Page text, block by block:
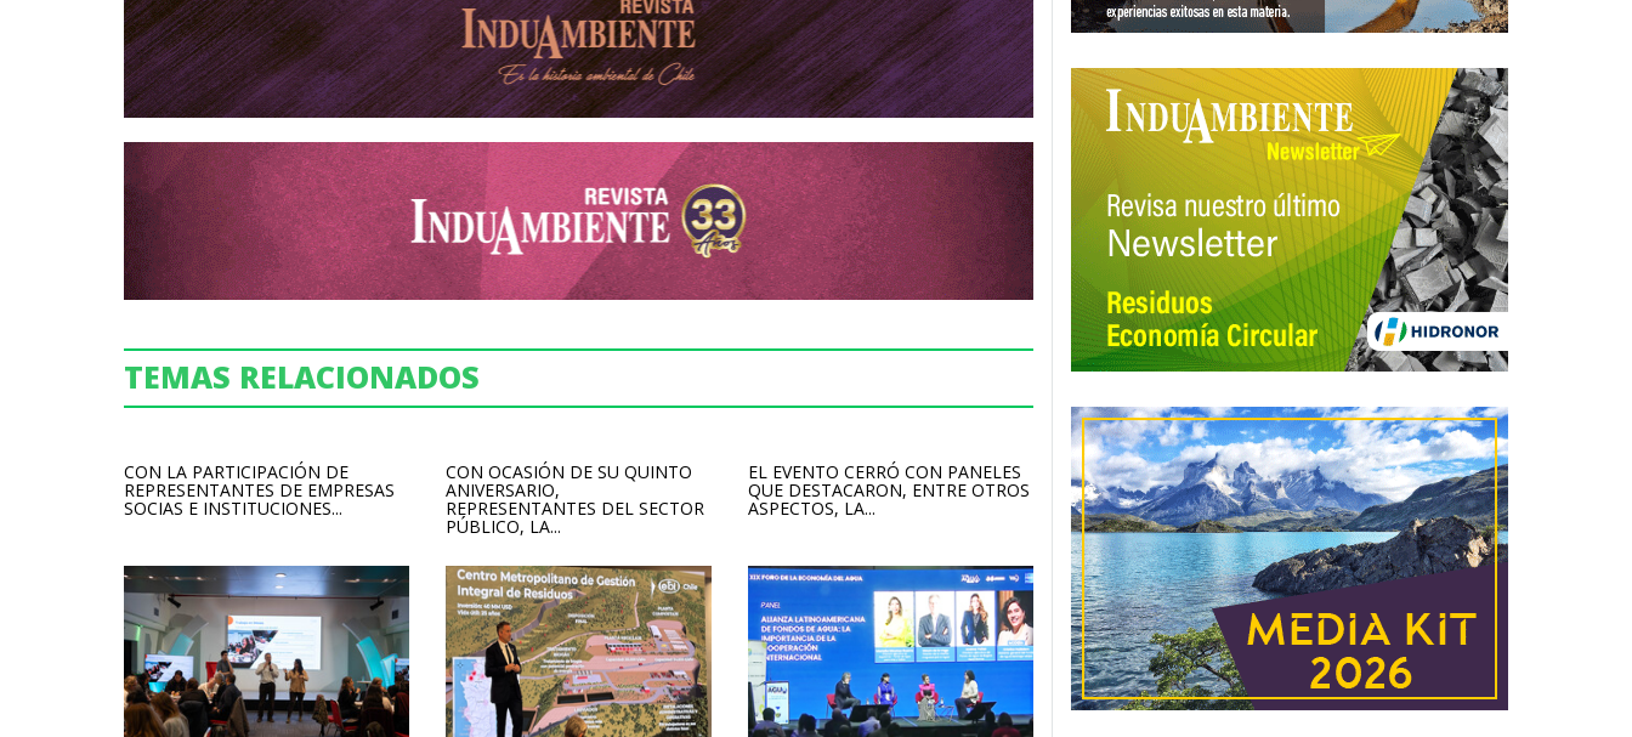
TEMAS RELACIONADOS
CON LA PARTICIPACIÓN DE
REPRESENTANTES DE EMPRESAS
SOCIAS E INSTITUCIONES...
CON OCASIÓN DE SU QUINTO
ANIVERSARIO,
REPRESENTANTES DEL SECTOR
PÚBLICO, LA...
EL EVENTO CERRÓ CON PANELES
QUE DESTACARON, ENTRE OTROS
ASPECTOS, LA...